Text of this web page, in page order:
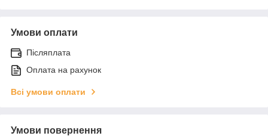
Умови оплати
Післяплата
Оплата на рахунок
Всі умови оплати
Умови повернення